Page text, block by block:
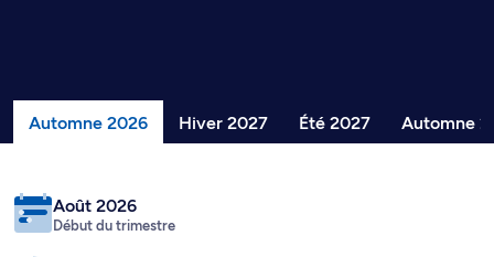
Automne 2026 Hiver 2027 Été 2027 Automne
Août 2026
Début du trimestre